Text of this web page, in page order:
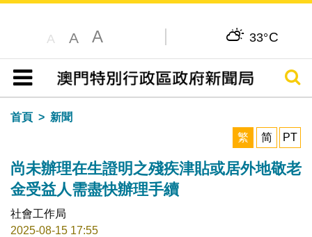
A A A 33°C
目錄
搜尋
首頁
新聞
繁
简 PT
尚未辦理在生證明之殘疾津貼或居外地敬老
金受益人需盡快辦理手續
社會工作局
2025-08-15 17:55